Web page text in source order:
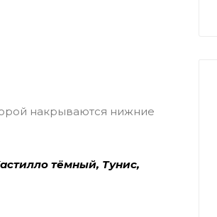
накрываются нижние
тёмный, Тунис,